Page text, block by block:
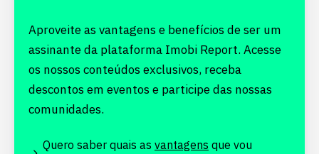
Aproveite as vantagens e benefícios de ser um
assinante da plataforma Imobi Report. Acesse
os nossos conteúdos exclusivos, receba
descontos em eventos e participe das nossas
comunidades.
Quero saber quais as vantagens que vou